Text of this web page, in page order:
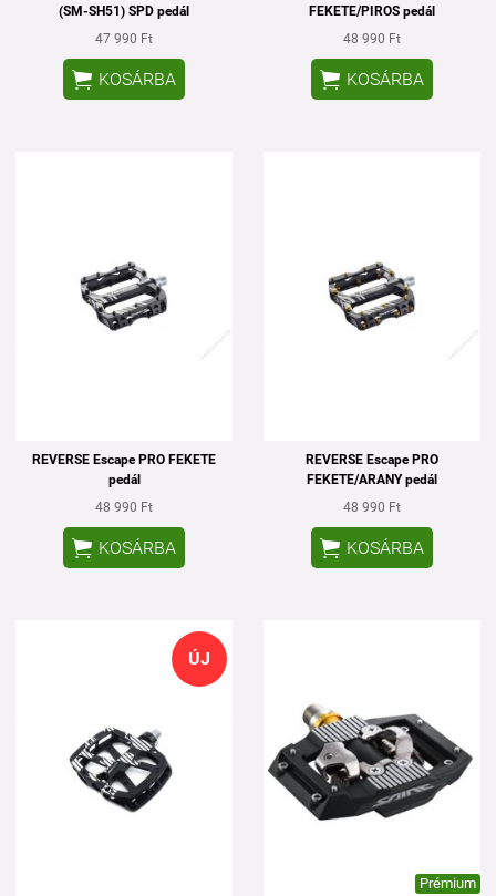
(SM-SH51) SPD pedál
47 990 Ft
 KOSÁRBA
FEKETE/PIROS pedál
48 990 Ft
 KOSÁRBA
REVERSE Escape PRO FEKETE
pedál
48 990 Ft
 KOSÁRBA
REVERSE Escape PRO
FEKETE/ARANY pedál
48 990 Ft
 KOSÁRBA
ÚJ
Prémium